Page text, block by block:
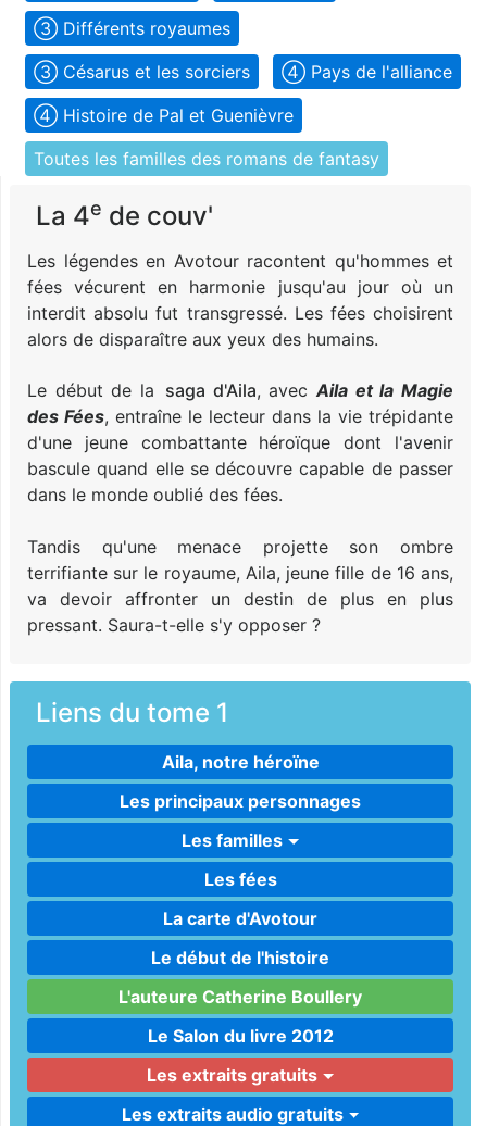
➂ Différents royaumes
➂ Césarus et les sorciers
➃ Pays de l'alliance
➃ Histoire de Pal et Guenièvre
Toutes les familles des romans de fantasy
La 4e de couv'
Les légendes en Avotour racontent qu'hommes et
fées vécurent en harmonie jusqu'au jour où un
interdit absolu fut transgressé. Les fées choisirent
alors de disparaître aux yeux des humains.
Le début de la saga d'Aila, avec Aila et la Magie
des Fées, entraîne le lecteur dans la vie trépidante
d'une jeune combattante héroïque dont l'avenir
bascule quand elle se découvre capable de passer
dans le monde oublié des fées.
Tandis qu'une menace projette son ombre
terrifiante sur le royaume, Aila, jeune fille de 16 ans,
va devoir affronter un destin de plus en plus
pressant. Saura-t-elle s'y opposer ?
Liens du tome 1
Aila, notre héroïne
Les principaux personnages
Les familles
Les fées
La carte d'Avotour
Le début de l'histoire
L'auteure Catherine Boullery
Le Salon du livre 2012
Les extraits gratuits
Les extraits audio gratuits